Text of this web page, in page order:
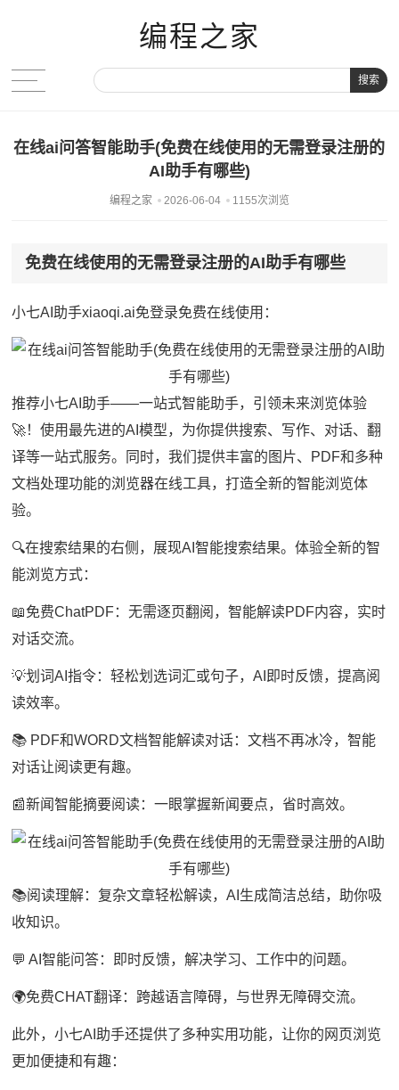
编程之家
搜索
在线ai问答智能助手(免费在线使用的无需登录注册的
AI助手有哪些)
编程之家 2026-06-04 1155次浏览
免费在线使用的无需登录注册的AI助手有哪些
小七AI助手xiaoqi.ai免登录免费在线使用：
推荐小七AI助手——一站式智能助手，引领未来浏览体验
🚀！使用最先进的AI模型，为你提供搜索、写作、对话、翻
译等一站式服务。同时，我们提供丰富的图片、PDF和多种
文档处理功能的浏览器在线工具，打造全新的智能浏览体
验。
🔍在搜索结果的右侧，展现AI智能搜索结果。体验全新的智
能浏览方式：
📖免费ChatPDF：无需逐页翻阅，智能解读PDF内容，实时
对话交流。
💡划词AI指令：轻松划选词汇或句子，AI即时反馈，提高阅
读效率。
📚 PDF和WORD文档智能解读对话：文档不再冰冷，智能
对话让阅读更有趣。
📰新闻智能摘要阅读：一眼掌握新闻要点，省时高效。
📚阅读理解：复杂文章轻松解读，AI生成简洁总结，助你吸
收知识。
💬 AI智能问答：即时反馈，解决学习、工作中的问题。
🌍免费CHAT翻译：跨越语言障碍，与世界无障碍交流。
此外，小七AI助手还提供了多种实用功能，让你的网页浏览
更加便捷和有趣：